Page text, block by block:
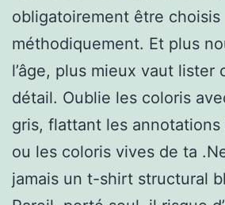
obligatoirement être choisis
méthodiquement. Et plus
l’âge, plus mieux vaut lister
détail. Oublie les coloris
gris, flattant les
ou les coloris vives de ta
jamais un t-shirt structural